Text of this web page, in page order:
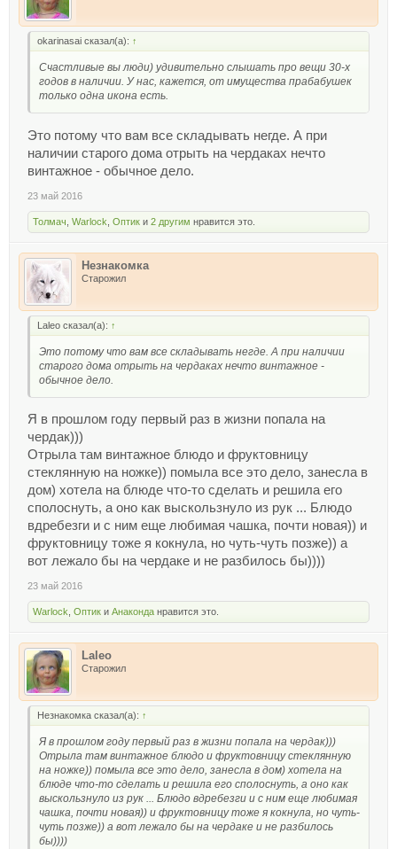
okarinasai сказал(а): ↑
Счастливые вы люди) удивительно слышать про вещи 30-х
годов в наличии. У нас, кажется, от имущества прабабушек
только одна икона есть.
Это потому что вам все складывать негде. А при
наличии старого дома отрыть на чердаках нечто
винтажное - обычное дело.
23 май 2016
Толмач Warlock Оптик и 2 другим нравится это.
Незнакомка
Старожил
Laleo сказал(а): ↑
Это потому что вам все складывать негде. А при наличии
старого дома отрыть на чердаках нечто винтажное -
обычное дело.
Я в прошлом году первый раз в жизни попала на
чердак)))
Отрыла там винтажное блюдо и фруктовницу
стеклянную на ножке)) помыла все это дело, занесла в
дом) хотела на блюде что-то сделать и решила его
сполоснуть, а оно как выскользнуло из рук ... Блюдо
вдребезги и с ним еще любимая чашка, почти новая)) и
фруктовницу тоже я кокнула, но чуть-чуть позже)) а
вот лежало бы на чердаке и не разбилось бы))))
23 май 2016
Warlock Оптик и Анаконда нравится это.
Laleo
Старожил
Незнакомка сказал(а): ↑
Я в прошлом году первый раз в жизни попала на чердак)))
Отрыла там винтажное блюдо и фруктовницу стеклянную
на ножке)) помыла все это дело, занесла в дом) хотела на
блюде что-то сделать и решила его сполоснуть, а оно как
выскользнуло из рук ... Блюдо вдребезги и с ним еще любимая
чашка, почти новая)) и фруктовницу тоже я кокнула, но чуть-
чуть позже)) а вот лежало бы на чердаке и не разбилось
бы))))